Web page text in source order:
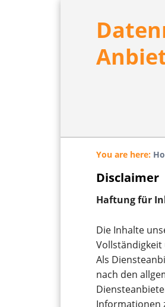
You are here:
Disclaimer
Haftung für
Die Inhalte
Als
nach den
Informationen